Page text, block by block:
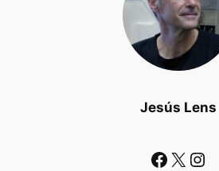
Jesús Lens
Facebook X Instagram